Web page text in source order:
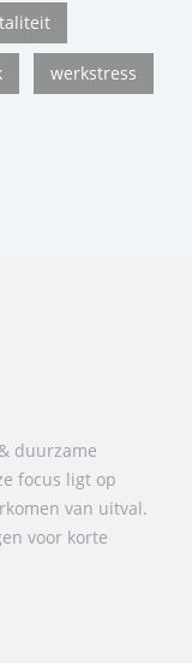
werkstress
duurzame
focus ligt op
van uitval.
voor korte